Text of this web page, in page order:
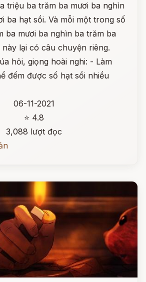
triệu ba trăm ba mươi ba nghìn
ba hạt sồi. Và mỗi một trong số
ba mươi ba nghìn ba trăm ba
này lại có câu chuyện riêng.
hỏi, giọng hoài nghi: - Làm
đếm được số hạt sồi nhiều
06-11-2021
⭐ 4.8
3,088 lượt đọc